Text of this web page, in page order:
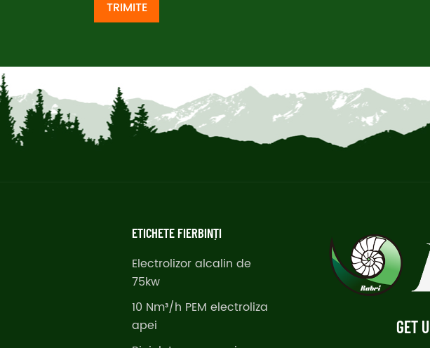
TRIMITE
ETICHETE FIERBINȚI
Electrolizor alcalin de
75kw
10 Nm³/h PEM electroliza
apei
GET